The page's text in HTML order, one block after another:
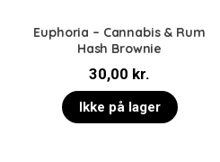
Euphoria – Cannabis & Rum
Hash Brownie
30,00 kr.
Ikke på lager